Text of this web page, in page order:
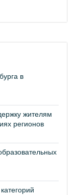
в
жителям
регионов